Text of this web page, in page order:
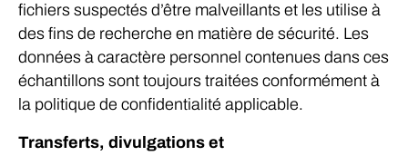
fichiers suspectés d’être malveillants et les utilise à
des fins de recherche en matière de sécurité. Les
données à caractère personnel contenues dans ces
échantillons sont toujours traitées conformément à
la politique de confidentialité applicable.
Transferts, divulgations et